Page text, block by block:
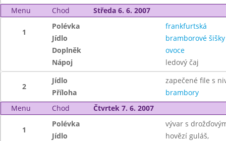
Menu
Chod Středa 6. 6. 2007
1
Polévka
frankfurtská
Jídlo
bramborové
Doplněk
ovoce
Nápoj
ledový čaj
2
Jídlo
zapečené file s
Příloha
brambory
Menu
Chod Čtvrtek 7. 6. 2007
1
Polévka
vývar s
Jídlo
hovězí guláš,